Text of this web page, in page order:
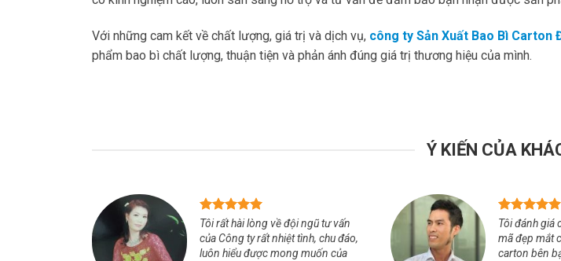
Với những cam kết về chất lượng, giá trị và dịch vụ, công ty Sản Xuất Bao Bì Carton
phẩm bao bì chất lượng, thuận tiện và phản ánh đúng giá trị thương hiệu của mình.
Ý KIẾN CỦA
Tôi rất hài lòng về đội ngũ tư vấn
của Công ty rất nhiệt tình, chu đáo,
luôn hiểu được mong muốn của
Tôi đánh giá
mã đẹp mắt
carton bên